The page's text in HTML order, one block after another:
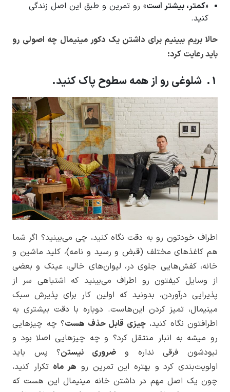
«کمتر، بیشتر است» رو تمرین و طبق این اصل زندگی
کنید.
حالا بریم ببینیم برای داشتن یک دکور مینیمال چه اصولی رو
باید رعایت کرد:
1. شلوغی رو از همه سطوح پاک کنید.
اطراف خودتون رو به دقت نگاه کنید، چی می‌بینید؟ اگر شما
هم کاغذهای مختلف (قبض و رسید و نامه)، کلید ماشین و
خانه، کفش‌هایی جلوی در، لیوان‌های خالی، عینک و بعضی
از وسایل کیفتون رو اطراف می‌بینید که اشتباهی سر از
پذیرایی درآوردن، بدونید که اولین کار برای پذیرش سبک
مینیمال، تمیز کردن این‌هاست. دوباره با دقت بیشتری به
اطرافتون نگاه کنید،چیزی قابل حذف هست؟ چه چیزهایی
رو میشه به انبار منتقل کرد؟ و چه چیزهایی اصلا بود و
نبودشون فرقی نداره وضروری نیستن؟ پس باید
اولویت‌بندی کرد و بهتره این تمرین رو هر ماه تکرار کنید،
چون یک اصل مهم در داشتن خانه مینیمال این هست که